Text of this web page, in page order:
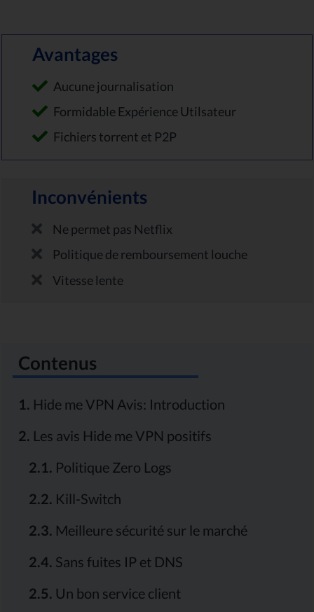
Avantages
Aucune journalisation
Formidable Expérience Utilsateur
Fichiers torrent et P2P
Inconvénients
Ne permet pas Netflix
Politique de remboursement louche
Vitesse lente
Contenus
1. Hide me VPN Avis: Introduction
2. Les avis Hide me VPN positifs
2.1. Politique Zero Logs
2.2. Kill-Switch
2.3. Meilleure sécurité sur le marché
2.4. Sans fuites IP et DNS
2.5. Un bon service client